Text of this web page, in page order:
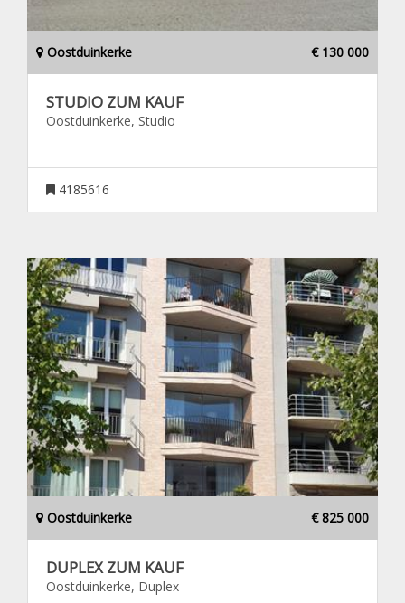
Oostduinkerke € 130 000
STUDIO ZUM KAUF
Oostduinkerke, Studio
4185616
Oostduinkerke € 825 000
DUPLEX ZUM KAUF
Oostduinkerke, Duplex